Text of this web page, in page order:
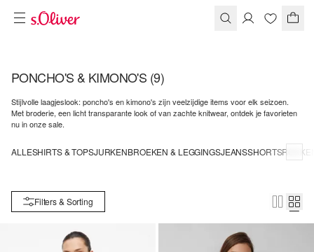
PONCHO'S & KIMONO'S (9)
Stijlvolle laagjeslook: poncho's en kimono's zijn veelzijdige items voor elk seizoen.
Met broderie, een licht transparante look of van zachte knitwear, ontdek je favorieten
nu in onze sale.
ALLESHIRTS & TOPSJURKENBROEKEN & LEGGINGSJEANSSHORTS
Filters & Sorting